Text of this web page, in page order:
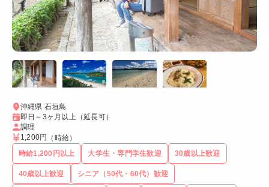
沖縄県 石垣島
即日～3ヶ月以上（延長可）
調理
1,200円
（時給）
時給1,200円以上
大学生・専門学生歓迎 30歳以上歓迎
40歳以上歓迎 シニア（50代・60代）歓迎